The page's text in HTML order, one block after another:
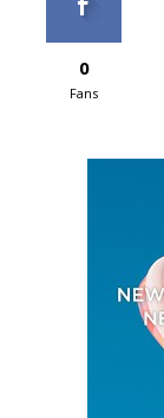
0
Fans